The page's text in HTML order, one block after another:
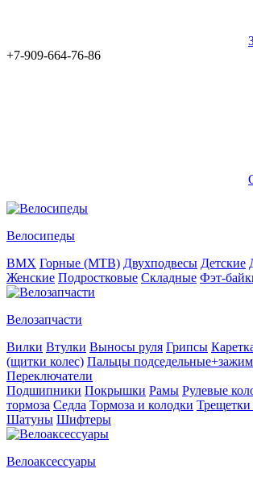
+7-909-664-76-86
Велосипеды
BMX Горные (MTB) Двухподвесы Детские
Женские Подростковые Складные Фэт-
Велозапчасти
Вилки Втулки Выносы руля Грипсы
(щитки колес) Пальцы
Переключатели
Подшипники Покрышки Рамы Рулевые
тормоза Седла Тормоза и колодки Трещетки
Шатуны Шифтеры
Велоаксессуары